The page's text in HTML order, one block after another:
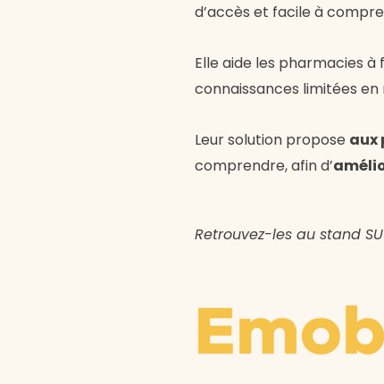
d’accès et facile à
Elle aide les pharmacies
connaissances limitées
Leur solution propose aux
comprendre, afin d’
Retrouvez-les au stand